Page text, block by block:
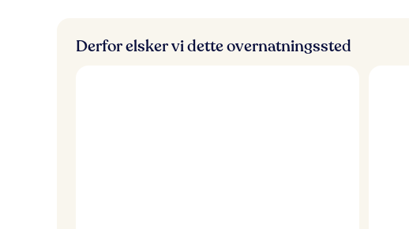
Derfor elsker vi dette overnatningssted